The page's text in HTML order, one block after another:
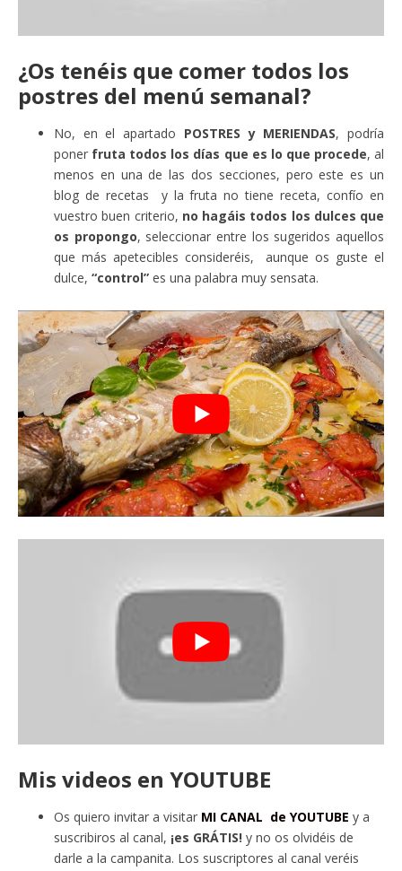
¿Os tenéis que comer todos los
postres del menú semanal?
No, en el apartado POSTRES y MERIENDAS, podría
poner fruta todos los días que es lo que procede, al
menos en una de las dos secciones, pero este es un
blog de recetas y la fruta no tiene receta, confío en
vuestro buen criterio, no hagáis todos los dulces que
os propongo, seleccionar entre los sugeridos aquellos
que más apetecibles consideréis, aunque os guste el
dulce, “control” es una palabra muy sensata.
Mis videos en YOUTUBE
Os quiero invitar a visitar MI CANAL de YOUTUBE y a
suscribiros al canal, ¡es GRÁTIS! y no os olvidéis de
darle a la campanita. Los suscriptores al canal veréis